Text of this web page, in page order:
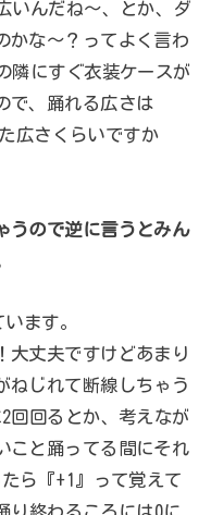
いんだね～、とか、ダ
かな～？ってよく言わ
隣にすぐ衣装ケースが
で、踊れる広さは
広さくらいですか
うので逆に言うとみん
ます。
大丈夫ですけどあまり
ねじれて断線しちゃう
回回るとか、考えなが
こと踊ってる間にそれ
ら『+1』って覚えて
り終わるころには0に